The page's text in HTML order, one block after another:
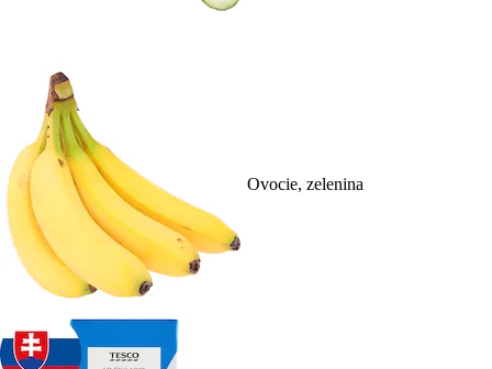
Ovocie, zelenina